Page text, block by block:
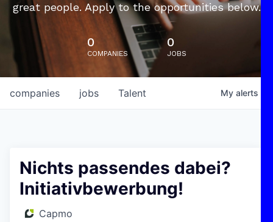
great people. Apply to the opportunities below.
0
COMPANIES
0
JOBS
jobs
companies Talent My alerts
Nichts passendes dabei?
Initiativbewerbung!
Capmo